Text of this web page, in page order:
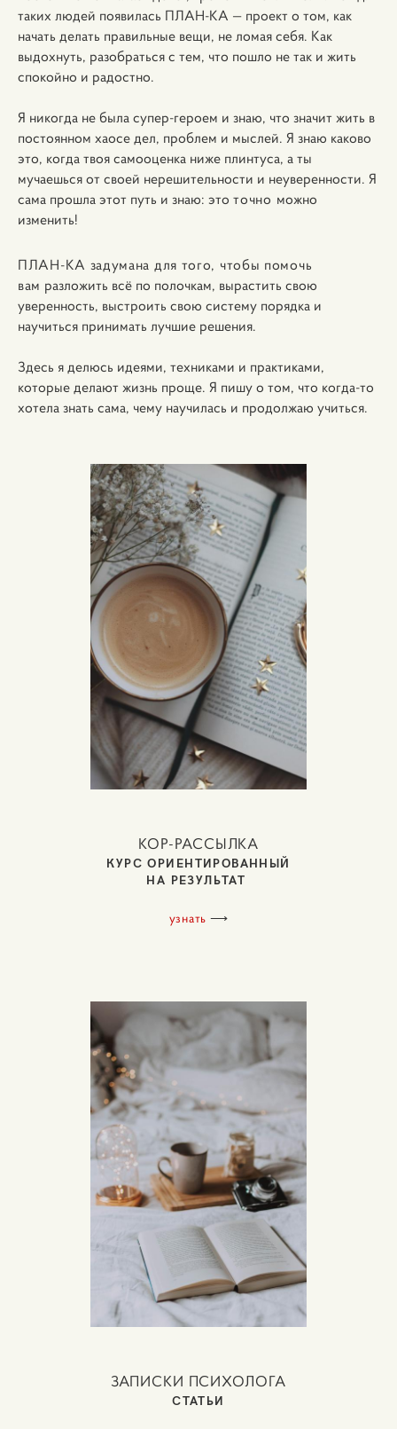
таких людей появилась ПЛАН-КА — проект о том, как
начать делать правильные вещи, не ломая себя. Как
выдохнуть, разобраться с тем, что пошло не так и жить
спокойно и радостно.
Я ­никогда не была супер-героем и знаю, что значит жить в
постоянном хаосе дел, проблем и мыслей. Я знаю каково
это, когда твоя самооценка ниже плинтуса, а ты
мучаешься от своей нерешительности и неуверенности. Я
сама прошла этот путь и знаю: это точно можно
изменить!
ПЛАН-КА задумана для того, чтобы помочь
вам разложить всё по полочкам, вырастить свою
уверенность, выстроить свою систему порядка и
научиться принимать лучшие решения.
Здесь я делюсь идеями, техниками и практиками,
которые делают жизнь проще. Я пишу о том, что когда-то
хотела знать сама, чему научилась и продолжаю учиться.
КОР-РАССЫЛКА
КУРС ОРИЕНТИРОВАННЫЙ
НА РЕЗУЛЬТАТ
узнать ⟶
ЗАПИСКИ ПСИХОЛОГА
СТАТЬИ